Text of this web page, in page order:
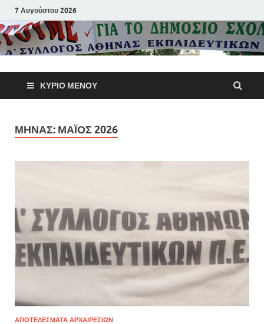
7 Αυγούστου 2026
Α΄
Αθηνών
Π.Ε.
ΚΎΡΙΟ ΜΕΝΟΎ
ΜΉΝΑΣ: ΜΆΙΟΣ 2026
ΑΠΟΤΕΛΕΣΜΑΤΑ ΑΡΧΑΙΡΕΣΙΩΝ